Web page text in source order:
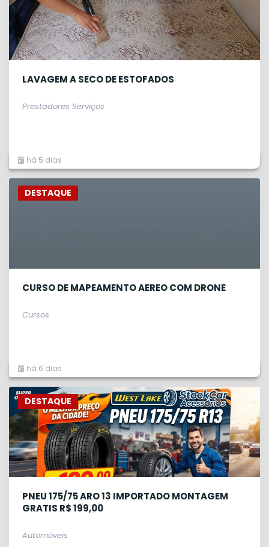
LAVAGEM A SECO DE ESTOFADOS
Prestadores Serviços
há 5 dias
DESTAQUE
CURSO DE MAPEAMENTO AEREO COM DRONE
Cursos
há 6 dias
DESTAQUE
PNEU 175/75 ARO 13 IMPORTADO MONTAGEM
GRATIS R$ 199,00
Automóveis